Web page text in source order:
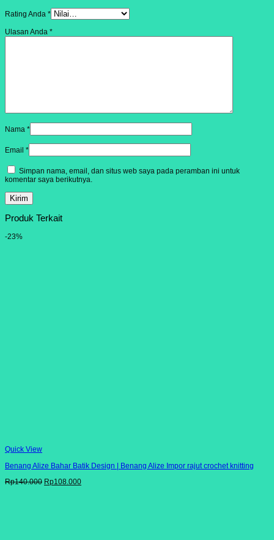
Rating Anda *
Ulasan Anda *
Nama *
Email *
Simpan nama, email, dan situs web saya pada peramban ini untuk
komentar saya berikutnya.
Produk Terkait
-23%
Quick View
Benang Alize Bahar Batik Design | Benang Alize Impor rajut crochet knitting
Rp140.000 Harga
Rp108.000Harga